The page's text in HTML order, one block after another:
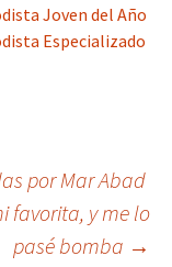
Joven del Año
Especializado
por Mar Abad
favorita, y me lo
pasé bomba →